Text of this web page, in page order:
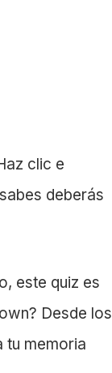
clic e
deberás
este quiz es
Desde los
tu memoria